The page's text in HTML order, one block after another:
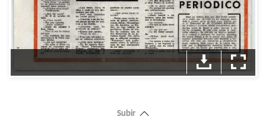
Subir